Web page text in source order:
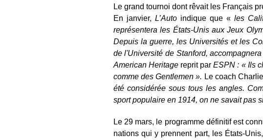
Le grand tournoi dont rêvait les Français
En janvier, L’Auto indique que « les
représentera les États-Unis aux Jeux
Depuis la guerre, les Universités et les
de l'Université de Stanford,
American Heritagereprit parESPN : « Ils
comme des Gentlemen ». Le coach
été considérée sous tous les angles.
sport populaire en 1914, on ne savait pas
Le 29 mars, le programme définitif est
nations qui y prennent part, les États-